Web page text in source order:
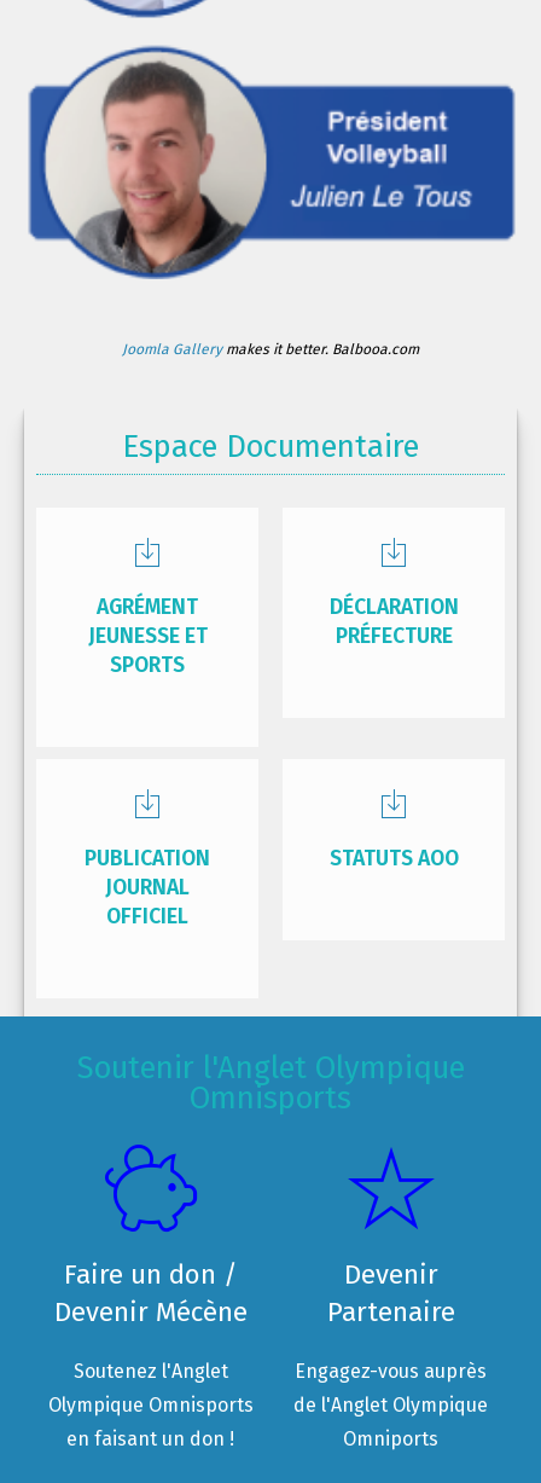
Joomla Gallerymakes it better. Balbooa.com
Espace Documentaire
AGRÉMENT
JEUNESSE ET
SPORTS
DÉCLARATION
PRÉFECTURE
PUBLICATION
JOURNAL
OFFICIEL
STATUTS AOO
Soutenir l'Anglet Olympique
Omnisports
Faire un don /
Devenir Mécène
Soutenez l'Anglet
Olympique Omnisports
en faisant un don !
Devenir
Partenaire
Engagez-vous auprès
de l'Anglet Olympique
Omniports